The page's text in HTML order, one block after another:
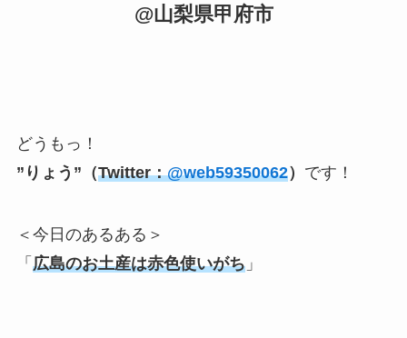
@山梨県甲府市
どうもっ！
”りょう”（Twitter：@web59350062） です！
＜今日のあるある＞
「 広島のお土産は赤色使いがち」